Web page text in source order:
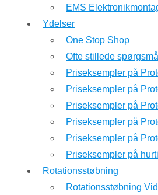
EMS
Ydelser
One Stop Shop
Ofte stillede
Priseksempler på
Priseksempler på
Priseksempler på
Priseksempler på
Priseksempler på
Priseksempler på
Rotationsstøbning
Rotationsstøbning